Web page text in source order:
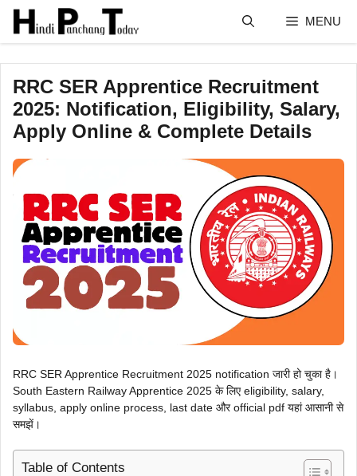
Skip
content
MENU
RRC SER Apprentice Recruitment
2025: Notification, Eligibility, Salary,
Apply Online & Complete Details
RRC SER Apprentice Recruitment 2025 notification जारी हो चुका है।
South Eastern Railway Apprentice 2025 के लिए eligibility, salary,
syllabus, apply online process, last date और official pdf यहां आसानी से
समझें।
Table of Contents